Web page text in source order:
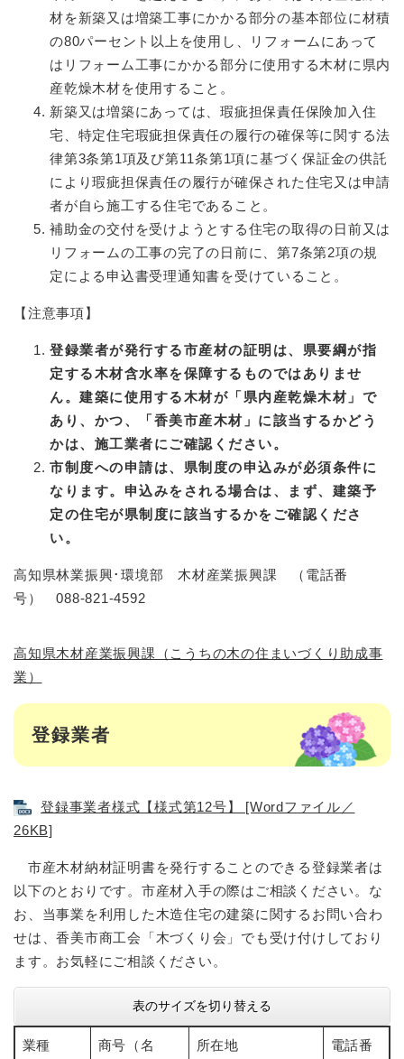
材を新築又は増築工事にかかる部分の基本部位に材積
の80パーセント以上を使用し、リフォームにあって
はリフォーム工事にかかる部分に使用する木材に県内
産乾燥木材を使用すること。
新築又は増築にあっては、瑕疵担保責任保険加入住
宅、特定住宅瑕疵担保責任の履行の確保等に関する法
律第3条第1項及び第11条第1項に基づく保証金の供託
により瑕疵担保責任の履行が確保された住宅又は申請
者が自ら施工する住宅であること。
補助金の交付を受けようとする住宅の取得の日前又は
リフォームの工事の完了の日前に、第7条第2項の規
定による申込書受理通知書を受けていること。
【注意事項】
登録業者が発行する市産材の証明は、県要綱が指
定する木材含水率を保障するものではありませ
ん。建築に使用する木材が「県内産乾燥木材」で
あり、かつ、「香美市産木材」に該当するかどう
かは、施工業者にご確認ください。
市制度への申請は、県制度の申込みが必須条件に
なります。申込みをされる場合は、まず、建築予
定の住宅が県制度に該当するかをご確認くださ
い。
高知県林業振興･環境部 木材産業振興課 （電話番
号） 088-821-4592
高知県木材産業振興課（こうちの木の住まいづくり助成事
業）
登録業者
登録事業者様式【様式第12号】 [Wordファイル／
26KB]
市産木材納材証明書を発行することのできる登録業者は
以下のとおりです。市産材入手の際はご相談ください。な
お、当事業を利用した木造住宅の建築に関するお問い合わ
せは、香美市商工会「木づくり会」でも受け付けしており
ます。お気軽にご相談ください。
表のサイズを切り替える
業種
商号（名
所在地
電話番